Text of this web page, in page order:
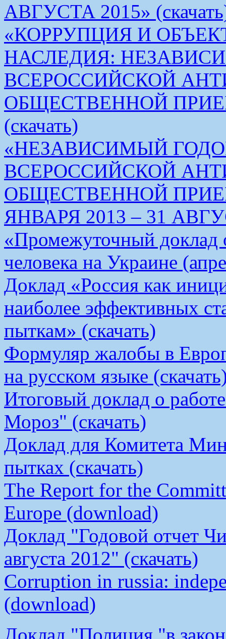
АВГУСТА 2015»
«КОРРУПЦИЯ И
НАСЛЕДИЯ:
ВСЕРОССИЙСКОЙ
ОБЩЕСТВЕННОЙ
(скачать)
«НЕЗАВИСИМЫЙ
ВСЕРОССИЙСКОЙ
ОБЩЕСТВЕННОЙ
ЯНВАРЯ 2013 – 31
«Промежуточный доклад
человека на Украине
Доклад «Россия как
наиболее эффективных
пыткам» (скачать)
Формуляр жалобы в
на русском языке
Итоговый доклад о
Мороз" (скачать)
Доклад для Комитета
пытках (скачать)
The Report for the
Europe (download)
Доклад "Годовой отчет
августа 2012" (скачать)
Corruption in russia:
(download)